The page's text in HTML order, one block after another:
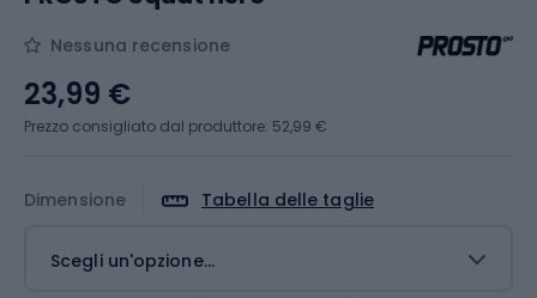
Nessuna recensione
Dimensione Tabella delle taglie
Scegli un'opzione...
23,99 €
Prezzo consigliato dal produttore: 52,99 €